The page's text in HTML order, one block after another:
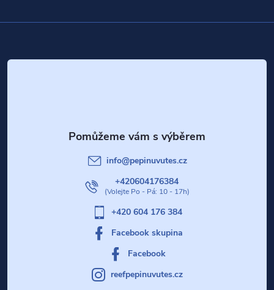
á
info@pepinuvutes.cz
+420604176384
+420 604 176 384
Facebook skupina
Facebook
reefpepinuvutes.cz